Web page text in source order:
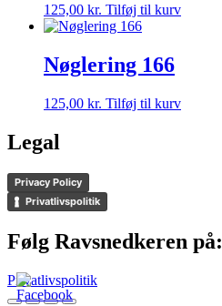
125,00 kr. Tilføj til kurv
Nøglering 166
125,00 kr. Tilføj til kurv
Legal
Privacy Policy
Privatlivspolitik
Følg Ravsnedkeren på:
Privatlivspolitik